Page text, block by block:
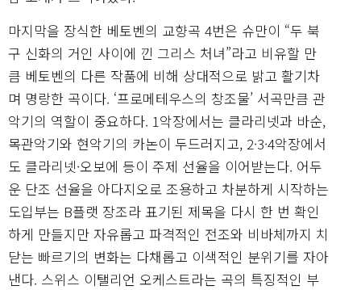
마지막을 장식한 베토벤의 교향곡 4번은 슈만이 “두 북
구 신화의 거인 사이에 낀 그리스 처녀”라고 비유할 만
큼 베토벤의 다른 작품에 비해 상대적으로 밝고 활기차
며 명랑한 곡이다. ‘프로메테우스의 창조물’ 서곡만큼 관
악기의 역할이 중요하다. 1악장에서는 클라리넷과 바순,
목관악기와 현악기의 카논이 두드러지고, 2·3·4악장에서
도 클라리넷·오보에 등이 주제 선율을 이어받는다. 어두
운 단조 선율을 아다지오로 조용하고 차분하게 시작하는
도입부는 B플랫 장조라 표기된 제목을 다시 한 번 확인
하게 만들지만 자유롭고 파격적인 전조와 비바체까지 치
닫는 빠르기의 변화는 다채롭고 이색적인 분위기를 자아
낸다. 스위스 이탤리언 오케스트라는 곡의 특징적인 부